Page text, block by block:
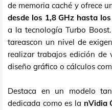
de memoria caché y ofrece
desde los 1,8 GHz hasta
a la tecnología Turbo
tareascon un nivel de
realizar trabajos edición de
diseño gráfico o cálculos
Destaca en un modelo
dedicada como es la nVidia